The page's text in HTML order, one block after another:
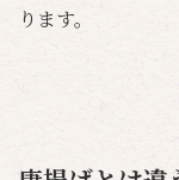
ります。